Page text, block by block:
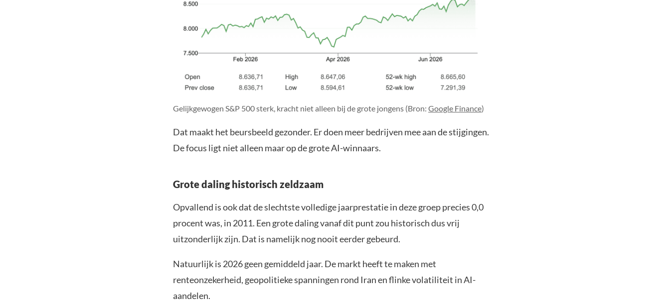
Gelijkgewogen S&P 500 sterk, kracht niet alleen bij de grote jongens (Bron: Google Finance)
Dat maakt het beursbeeld gezonder. Er doen meer bedrijven mee aan de stijgingen.
De focus ligt niet alleen maar op de grote AI-winnaars.
Grote daling historisch zeldzaam
Opvallend is ook dat de slechtste volledige jaarprestatie in deze groep precies 0,0
procent was, in 2011. Een grote daling vanaf dit punt zou historisch dus vrij
uitzonderlijk zijn. Dat is namelijk nog nooit eerder gebeurd.
Natuurlijk is 2026 geen gemiddeld jaar. De markt heeft te maken met
renteonzekerheid, geopolitieke spanningen rond Iran en flinke volatiliteit in AI-
aandelen.